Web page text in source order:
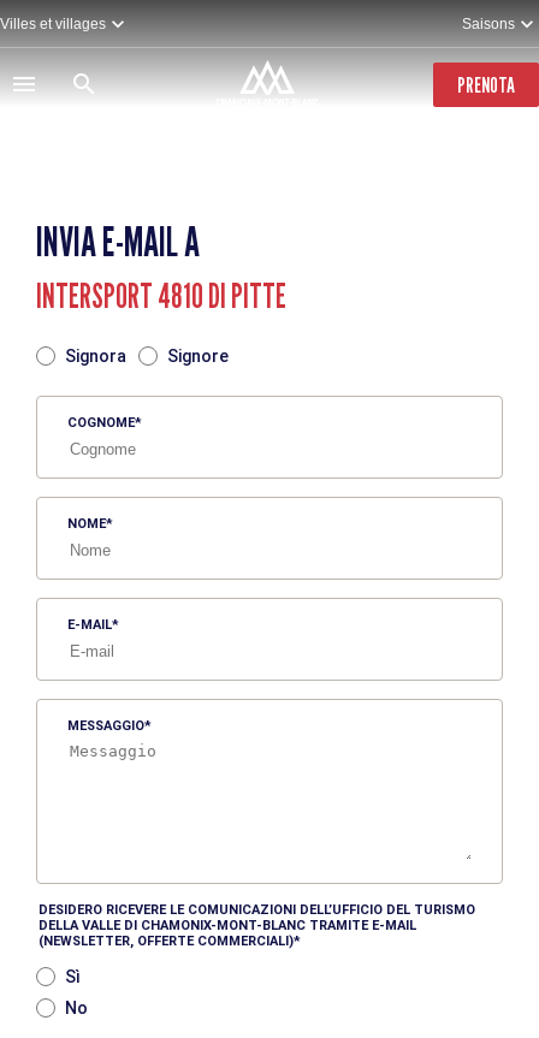
Salta
al
contenuto
principale
Villes et villages Saisons
PRENOTA
INVIA E-MAIL A
INTERSPORT 4810 DI PITTE
Signora Signore
COGNOME
NOME
E-MAIL
MESSAGGIO
DESIDERO RICEVERE LE COMUNICAZIONI DELL’UFFICIO DEL TURISMO
DELLA VALLE DI CHAMONIX-MONT-BLANC TRAMITE E-MAIL
(NEWSLETTER, OFFERTE COMMERCIALI)
Sì
No